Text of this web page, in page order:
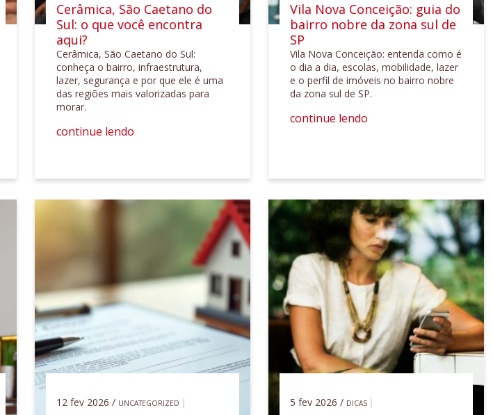
Cerâmica, São Caetano do
Sul: o que você encontra
aqui?
Cerâmica, São Caetano do Sul:
conheça o bairro, infraestrutura,
lazer, segurança e por que ele é uma
das regiões mais valorizadas para
morar.
continue lendo
Vila Nova Conceição: guia do
bairro nobre da zona sul de
SP
Vila Nova Conceição: entenda como é
o dia a dia, escolas, mobilidade, lazer
e o perfil de imóveis no bairro nobre
da zona sul de SP.
continue lendo
12 fev 2026 / UNCATEGORIZED 5 fev 2026 / DICAS